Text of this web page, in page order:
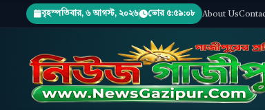
বৃহস্পতিবার, ৬ আগস্ট, ২০২৬ ভোর ৫:৫৯:১০ About Us